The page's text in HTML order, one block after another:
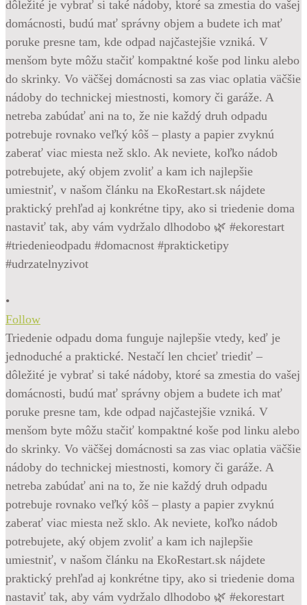
•
Follow
Triedenie odpadu doma funguje najlepšie vtedy, keď je
jednoduché a praktické. Nestačí len chcieť triediť –
dôležité je vybrať si také nádoby, ktoré sa zmestia do vašej
domácnosti, budú mať správny objem a budete ich mať
poruke presne tam, kde odpad najčastejšie vzniká. V
menšom byte môžu stačiť kompaktné koše pod linku alebo
do skrinky. Vo väčšej domácnosti sa zas viac oplatia väčšie
nádoby do technickej miestnosti, komory či garáže. A
netreba zabúdať ani na to, že nie každý druh odpadu
potrebuje rovnako veľký kôš – plasty a papier zvyknú
zaberať viac miesta než sklo. Ak neviete, koľko nádob
potrebujete, aký objem zvoliť a kam ich najlepšie
umiestniť, v našom článku na EkoRestart.sk nájdete
praktický prehľad aj konkrétne tipy, ako si triedenie doma
nastaviť tak, aby vám vydržalo dlhodobo 🌿 #ekorestart